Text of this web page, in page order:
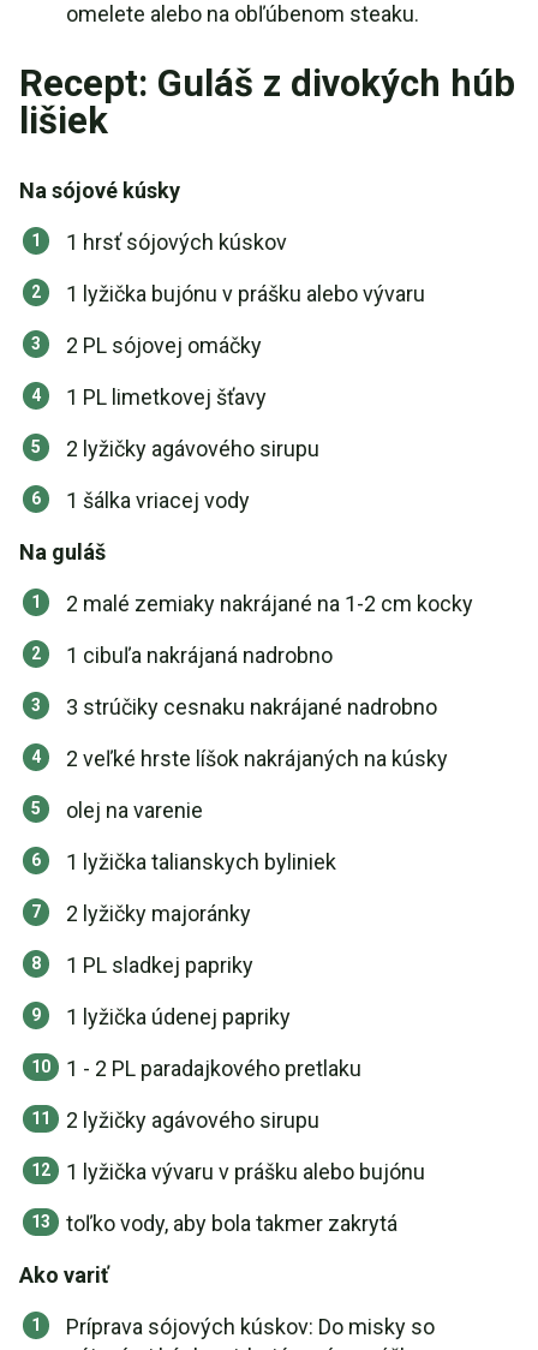
omelete alebo na obľúbenom steaku.
Recept: Guláš z divokých húb
lišiek
Na sójové kúsky
1 hrsť sójových kúskov
1 lyžička bujónu v prášku alebo vývaru
2 PL sójovej omáčky
1 PL limetkovej šťavy
2 lyžičky agávového sirupu
1 šálka vriacej vody
Na guláš
2 malé zemiaky nakrájané na 1-2 cm kocky
1 cibuľa nakrájaná nadrobno
3 strúčiky cesnaku nakrájané nadrobno
2 veľké hrste líšok nakrájaných na kúsky
olej na varenie
1 lyžička talianskych byliniek
2 lyžičky majoránky
1 PL sladkej papriky
1 lyžička údenej papriky
1 - 2 PL paradajkového pretlaku
2 lyžičky agávového sirupu
1 lyžička vývaru v prášku alebo bujónu
toľko vody, aby bola takmer zakrytá
Ako variť
Príprava sójových kúskov: Do misky so